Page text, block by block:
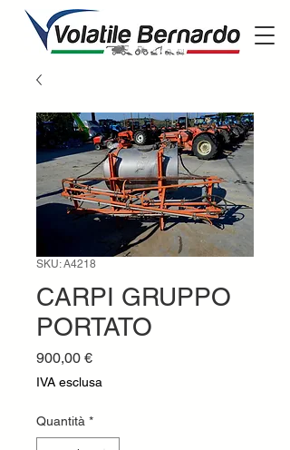
SKU: A4218
CARPI GRUPPO
PORTATO
900,00 €Prezzo
IVA esclusa
Quantità *